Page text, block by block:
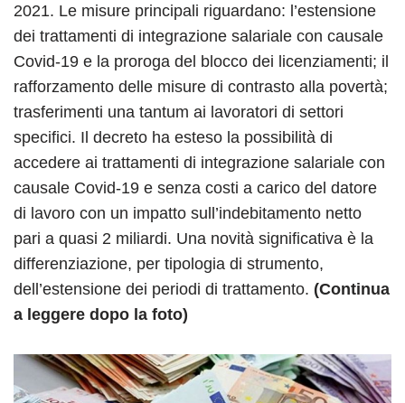
2021. Le misure principali riguardano: l’estensione
dei trattamenti di integrazione salariale con causale
Covid-19 e la proroga del blocco dei licenziamenti; il
rafforzamento delle misure di contrasto alla povertà;
trasferimenti una tantum ai lavoratori di settori
specifici. Il decreto ha esteso la possibilità di
accedere ai trattamenti di integrazione salariale con
causale Covid-19 e senza costi a carico del datore
di lavoro con un impatto sull’indebitamento netto
pari a quasi 2 miliardi. Una novità significativa è la
differenziazione, per tipologia di strumento,
dell’estensione dei periodi di trattamento. (Continua
a leggere dopo la foto)